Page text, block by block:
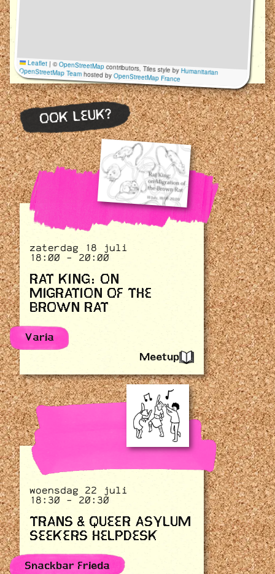
Leaflet |©OpenStreetMapcontributors, Tiles style byHumanitarian
OpenStreetMap Teamhosted byOpenStreetMap France
OOK LEUK?
zaterdag 18 juli
18:00 - 20:00
RAT KING: ON
MIGRATION OF THE
BROWN RAT
Varia
Meetup
woensdag 22 juli
18:30 - 20:30
TRANS & QUEER ASYLUM
SEEKERS HELPDESK
Snackbar Frieda